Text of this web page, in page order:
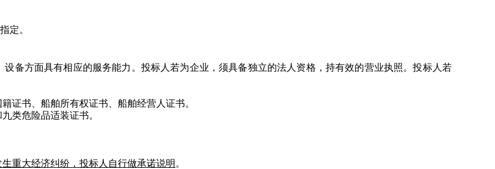
定。
备方面具有相应的服务能力。投标人若为企业，须具备独立的法人资格，持有效的营业执照。投标人若
证书、船舶所有权证书、船舶经营人证书。
类危险品适装证书。
重大经济纠纷，投标人自行做承诺说明 。